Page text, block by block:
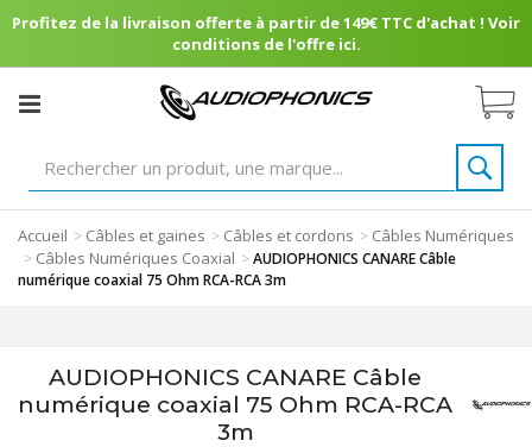
Profitez de la livraison offerte à partir de 149€ TTC d'achat ! Voir
conditions de l'offre ici.
Accueil > Câbles et gaines > Câbles et cordons > Câbles Numériques
> Câbles Numériques Coaxial >AUDIOPHONICS CANARE Câble
numérique coaxial 75 Ohm RCA-RCA 3m
AUDIOPHONICS CANARE Câble
numérique coaxial 75 Ohm RCA-RCA
3m